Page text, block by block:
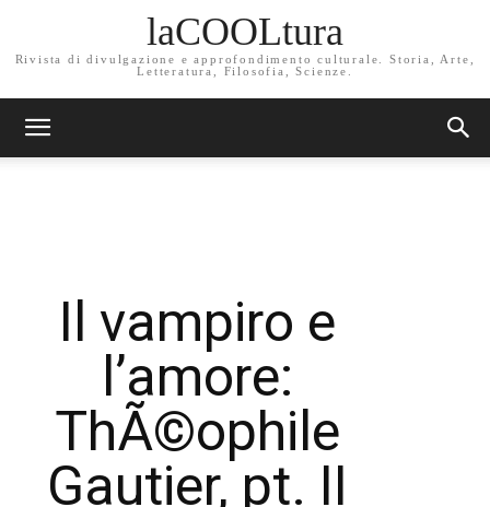
laCOOLtura
Rivista di divulgazione e approfondimento culturale. Storia, Arte,
Letteratura, Filosofia, Scienze.
Il vampiro e
l’amore:
ThÃ©ophile
Gautier, pt. II